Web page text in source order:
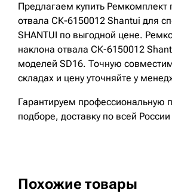
Предлагаем купить Ремкомплект
отвала СК-6150012 Shantui для
SHANTUI по выгодной цене.
наклона отвала СК-6150012
моделей SD16. Точную
складах и цену уточняйте у
Гарантируем профессиональную
подборе, доставку по всей
Похожие товары